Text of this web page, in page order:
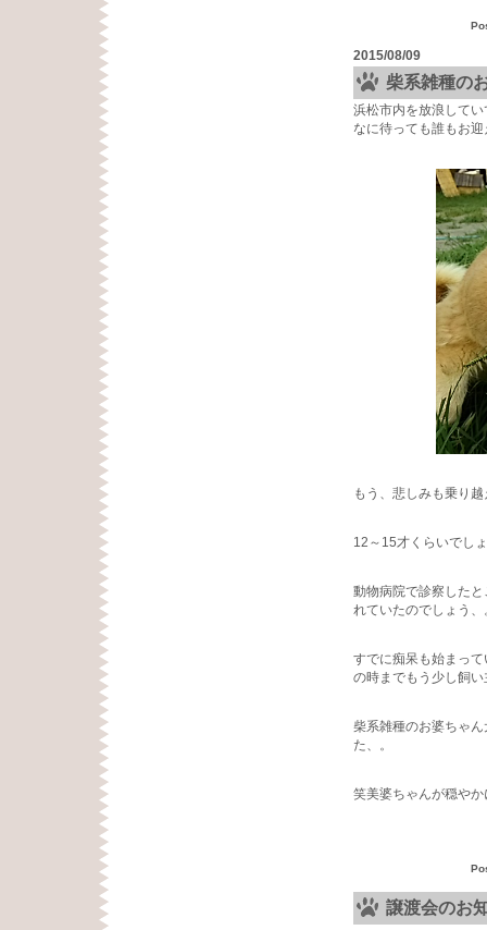
2015/08/09
柴系雑種の
浜松市内を放浪して
なに待っても誰もお
もう、悲しみも乗り
12～15才くらいでし
動物病院で診察した
れていたのでしょう、
すでに痴呆も始まっ
の時までもう少し飼
柴系雑種のお婆ちゃ
た、。
笑美婆ちゃんが穏や
譲渡会のお